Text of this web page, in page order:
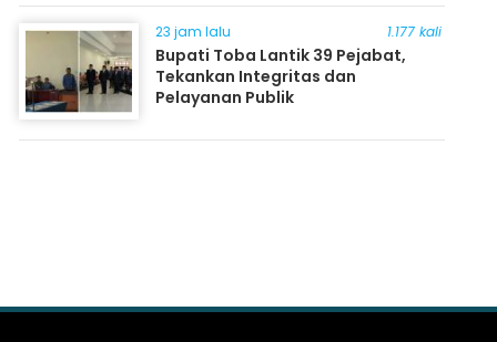
23 jam lalu 1.177 kali
Bupati Toba Lantik 39 Pejabat,
Tekankan Integritas dan
Pelayanan Publik